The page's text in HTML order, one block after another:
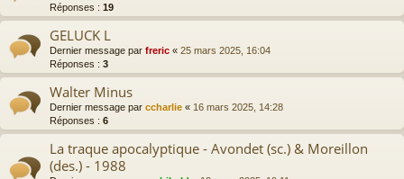
Réponses : 19
GELUCK L
Dernier message par freric « 25 mars 2025, 16:04
Réponses : 3
Walter Minus
Dernier message par ccharlie « 16 mars 2025, 14:28
Réponses : 6
La traque apocalyptique - Avondet (sc.) & Moreillon
(des.) - 1988